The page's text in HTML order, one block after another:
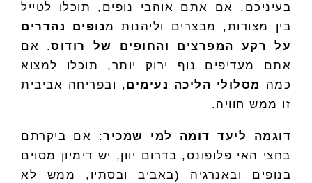
בעיניכם. אם אתם אוהבי נופים, תוכלו לטייל
בין מצודות, מבצרים וליהנות מנופים נהדרים
על רקע המפרצים והחופים של רודוס. אם
אתם מעדיפים נוף ירוק יותר, תוכלו למצוא
כמה
מסלולי הליכה נעימים, ובפריחה אביבית
זו ממש חוויה.
דוגמה ליעד דומה למי שמכיר: אם ביקרתם
בחצי האי פלופונס, בדרום יוון, יש דימיון מסוים
בנופים ובאנרגיה (באביב ובסתיו, ממש לא